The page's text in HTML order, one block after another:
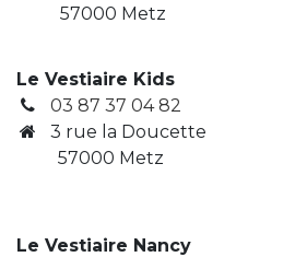
57000 Metz
Le Vestiaire Kids
03 87 37 04 82
3 rue la Doucette
​ 57000 Metz
Le Vestiaire Nancy